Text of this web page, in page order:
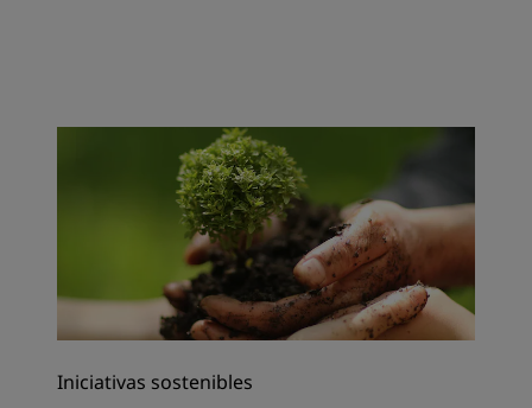
Iniciativas sostenibles